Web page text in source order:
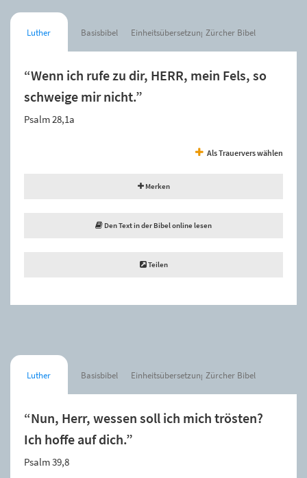
Luther Basisbibel Einheitsübersetzung Zürcher Bibel
“Wenn ich rufe zu dir, HERR, mein Fels, so
schweige mir nicht.”
Psalm 28,1a
Als Trauervers wählen
Merken
Den Text in der Bibel online lesen
Teilen
Luther Basisbibel Einheitsübersetzung Zürcher Bibel
“Nun, Herr, wessen soll ich mich trösten?
Ich hoffe auf dich.”
Psalm 39,8